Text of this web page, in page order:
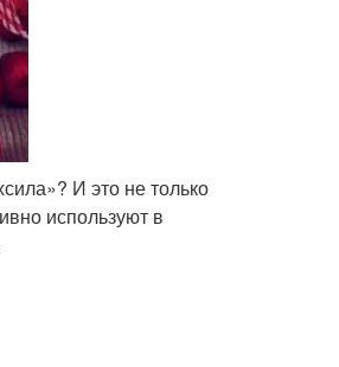
И это не только
используют в